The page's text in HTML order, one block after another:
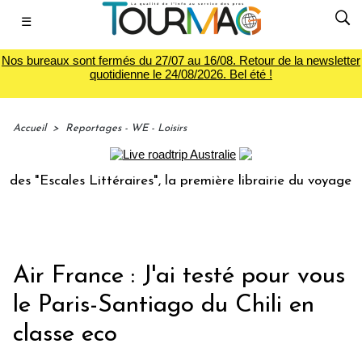
☰
Nos bureaux sont fermés du 27/07 au 16/08. Retour de la newsletter
quotidienne le 24/08/2026. Bel été !
Accueil > Reportages - WE - Loisirs
Littéraires", la première librairie du voyage Le
Air France : J'ai testé pour vous
le Paris-Santiago du Chili en
classe eco